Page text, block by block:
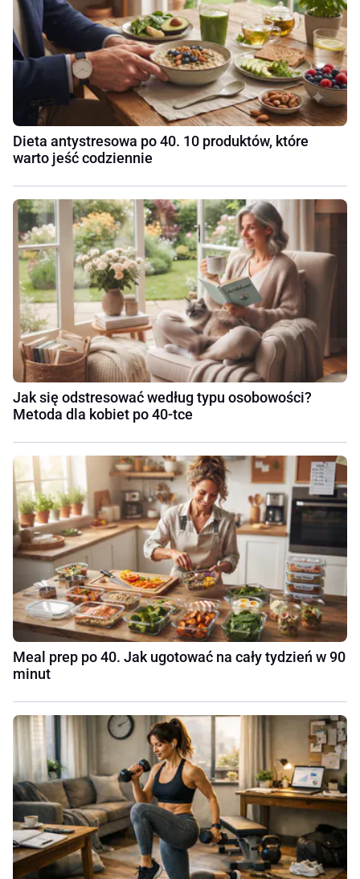
Dieta antystresowa po 40. 10 produktów, które
warto jeść codziennie
Jak się odstresować według typu osobowości?
Metoda dla kobiet po 40-tce
Meal prep po 40. Jak ugotować na cały tydzień w 90
minut